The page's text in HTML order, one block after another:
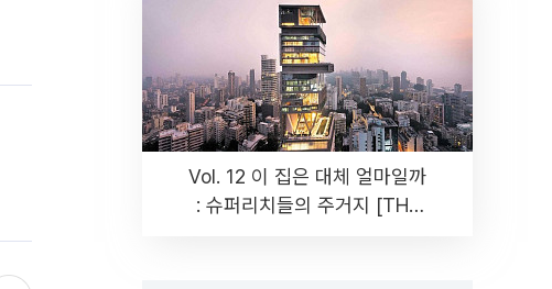
Vol. 12 이 집은 대체 얼마일까
: 슈퍼리치들의 주거지 [THE